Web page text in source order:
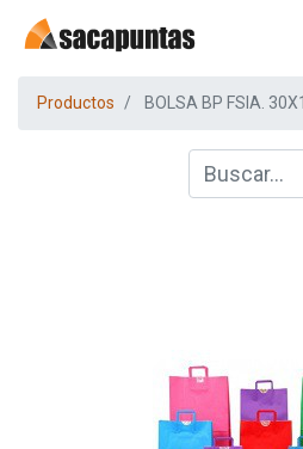
Productos BOLSA BP FSIA.